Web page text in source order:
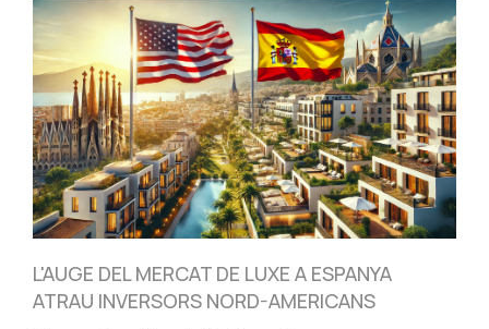
L'AUGE DEL MERCAT DE LUXE A ESPANYA
ATRAU INVERSORS NORD-AMERICANS